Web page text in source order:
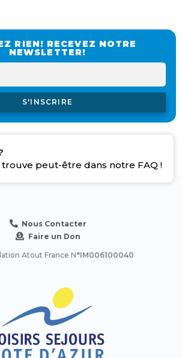
RIEN! RECEVEZ NOTRE
NEWSLETTER!
S'INSCRIRE
trouve peut-être dans notre FAQ !
Nous Contacter
Faire un Don
Atout France N°IM006100040